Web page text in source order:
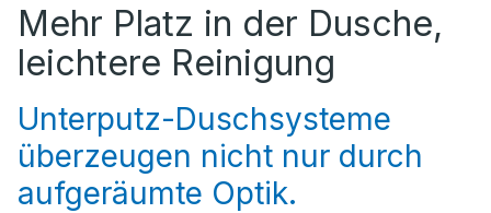
Mehr Platz in der Dusche,
leichtere Reinigung
Unterputz-Duschsysteme
überzeugen nicht nur durch
aufgeräumte Optik.